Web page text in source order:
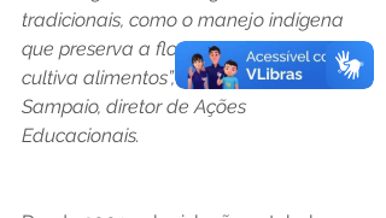
tradicionais, como o manejo indígena
que preserva a floresta enquanto
cultiva alimentos”, explica Anderson
Sampaio, diretor de Ações
Educacionais.